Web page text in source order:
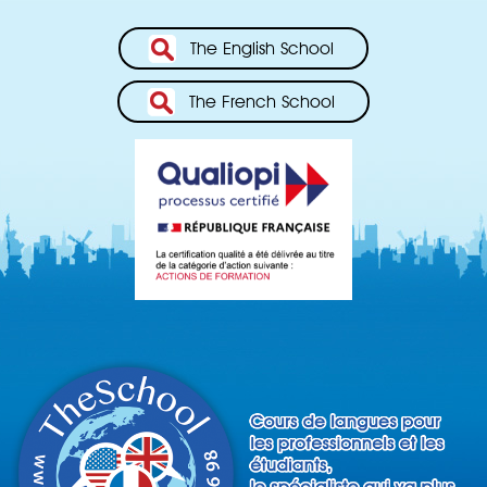
The English School
The French School